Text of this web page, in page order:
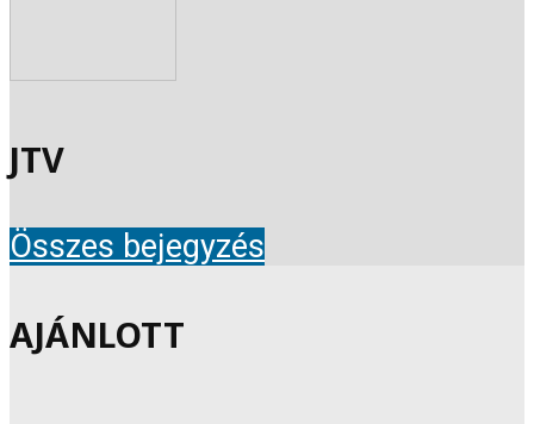
JTV
Összes bejegyzés
AJÁNLOTT